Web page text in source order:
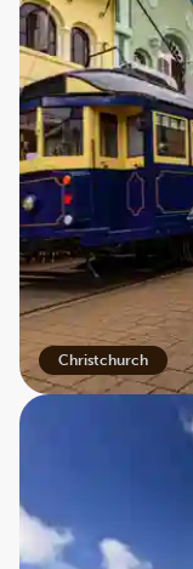
Mount Cook
Christchurch
I Christchurch
historie og
et fascinerende
aktivitet og stærke